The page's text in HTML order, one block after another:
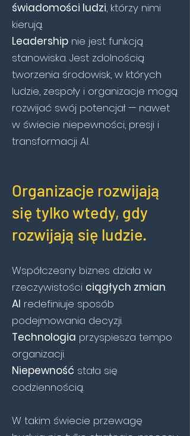
świadomości ludzi, którzy nimi
kierują.
Leadership nie jest funkcją
stanowiska. Jest zdolnością
tworzenia środowisk, w których
ludzie, zespoły i organizacje mogą
rozwijać swój potencjał — nawet
w świecie niepewności, presji i
transformacji AI.
Organizacje rozwijają
się tylko wtedy, gdy
rozwijają się ludzie.
Współczesny biznes działa w
rzeczywistości ciągłych zmian.
AI redefiniuje sposób
podejmowania decyzji.
Technologia przyspiesza tempo
organizacji.
Niepewność stała się
codziennością.
W takim świecie przewagę